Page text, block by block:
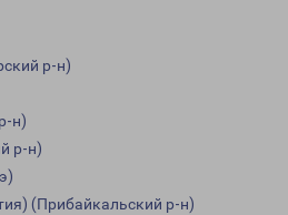
р-н)
н)
р-н)
(Прибайкальский р-н)